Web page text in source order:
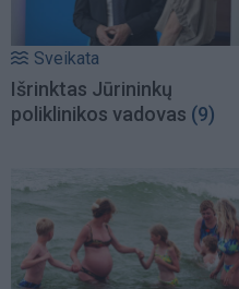
Sveikata
Išrinktas Jūrininkų
poliklinikos vadovas (9)